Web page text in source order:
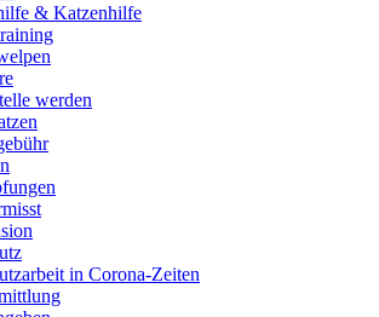
& Katzenhilfe
werden
in Corona-Zeiten